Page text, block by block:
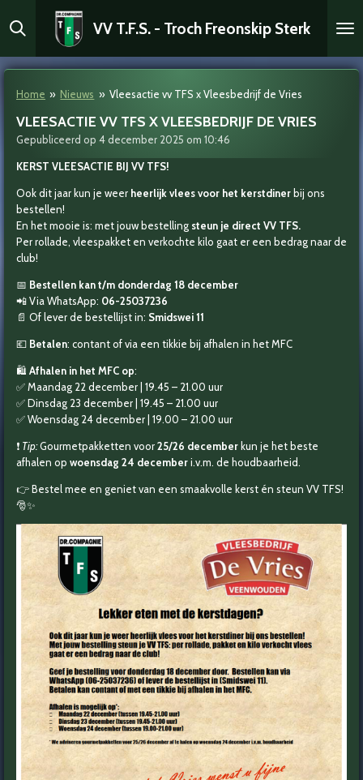
direct
de
VV T.F.S. - Troch Freonskip Sterk
Home » Nieuws » Vleesactie vv TFS x Vleesbedrijf de Vries
VLEESACTIE VV TFS X VLEESBEDRIJF DE VRIES
Gepubliceerd op 4 december 2025 om 10:46
KERST VLEESACTIE BIJ VV TFS!
Ook dit jaar kun je weer heerlijk vlees voor het kerstdiner bij ons
bestellen!
En het mooie is: met jouw bestelling steun je direct VV TFS.
Per rollade, vleespakket en verkochte kilo gaat er een bedrag naar de
club!
📅 Bestellen kan t/m donderdag 18 december
📲 Via WhatsApp: 06-25037236
📄 Of lever de bestellijst in: Smidswei 11
💶 Betalen: contant of via een tikkie bij afhalen in het MFC
🛍️ Afhalen in het MFC op:
✅ Maandag 22 december | 19.45 – 21.00 uur
✅ Dinsdag 23 december | 19.45 – 21.00 uur
✅ Woensdag 24 december | 19.00 – 21.00 uur
❗ Tip:Gourmetpakketten voor25/26 december kun je het beste
afhalen op woensdag 24 decemberi.v.m. de houdbaarheid.
👉 Bestel mee en geniet van een smaakvolle kerst én steun VV TFS!
🎅✨